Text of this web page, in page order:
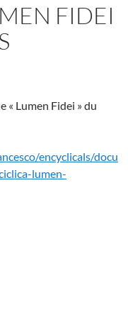
FIDEI
« Lumen Fidei » du
encyclicals/docu
lumen-